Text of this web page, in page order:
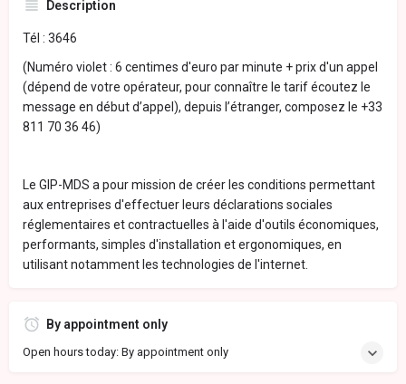
Description
Tél : 3646
(Numéro violet : 6 centimes d'euro par minute + prix d'un appel
(dépend de votre opérateur, pour connaître le tarif écoutez le
message en début d’appel), depuis l’étranger, composez le +33
811 70 36 46)
Le GIP-MDS a pour mission de créer les conditions permettant
aux entreprises d'effectuer leurs déclarations sociales
réglementaires et contractuelles à l'aide d'outils économiques,
performants, simples d'installation et ergonomiques, en
utilisant notamment les technologies de l'internet.
By appointment only
Open hours today: By appointment only